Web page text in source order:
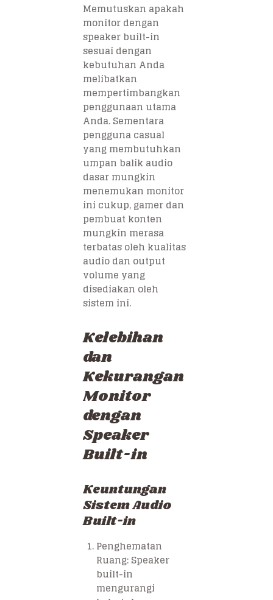
Memutuskan apakah
monitor dengan
speaker built-in
sesuai dengan
kebutuhan Anda
melibatkan
mempertimbangkan
penggunaan utama
Anda. Sementara
pengguna casual
yang membutuhkan
umpan balik audio
dasar mungkin
menemukan monitor
ini cukup, gamer dan
pembuat konten
mungkin merasa
terbatas oleh kualitas
audio dan output
volume yang
disediakan oleh
sistem ini.
Kelebihan
dan
Kekurangan
Monitor
dengan
Speaker
Built-in
Keuntungan
Sistem Audio
Built-in
Penghematan
Ruang: Speaker
built-in
mengurangi